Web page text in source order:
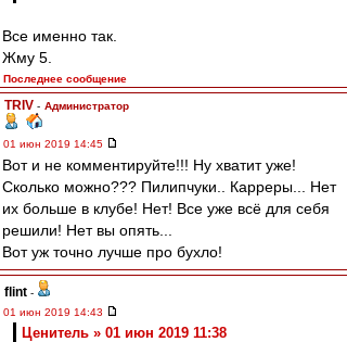
Все именно так.
Жму 5.
Последнее сообщение
TRIV - Администратор
01 июн 2019 14:45
Вот и не комментируйте!!! Ну хватит уже!
Сколько можно??? Пилипчуки.. Карреры... Нет
их больше в клубе! Нет! Все уже всё для себя
решили! Нет вы опять...
Вот уж точно лучше про бухло!
flint -
01 июн 2019 14:43
Ценитель » 01 июн 2019 11:38